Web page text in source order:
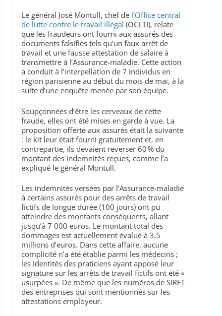
Le général José Montull, chef de l’Office central
de lutte contre le travail illégal (OCLTI), relate
que les fraudeurs ont fourni aux assurés des
documents falsifiés tels qu’un faux arrêt de
travail et une fausse attestation de salaire à
transmettre à l’Assurance-maladie. Cette action
a conduit à l’interpellation de 7 individus en
région parisienne au début du mois de mai, à la
suite d’une enquête menée par son équipe.
Soupçonnées d’être les cerveaux de cette
fraude, elles ont été mises en garde à vue. La
proposition offerte aux assurés était la suivante
: le kit leur était fourni gratuitement et, en
contrepartie, ils devaient reverser 60 % du
montant des indemnités reçues, comme l’a
expliqué le général Montull.
Les indemnités versées par l’Assurance-maladie
à certains assurés pour des arrêts de travail
fictifs de longue durée (100 jours) ont pu
atteindre des montants conséquents, allant
jusqu’à 7 000 euros. Le montant total des
dommages est actuellement évalué à 3,5
millions d’euros. Dans cette affaire, aucune
complicité n’a été établie parmi les médecins ;
les identités des praticiens ayant apposé leur
signature sur les arrêts de travail fictifs ont été «
usurpées ». De même que les numéros de SIRET
des entreprises qui sont mentionnés sur les
attestations employeur.